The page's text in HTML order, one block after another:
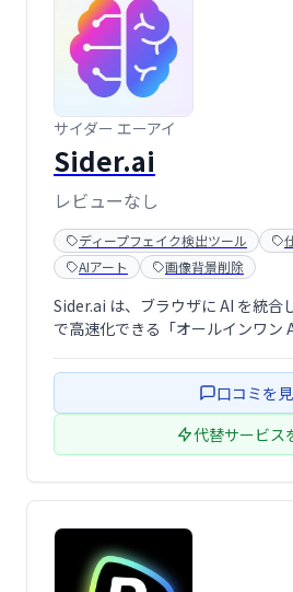
サイダー エーアイ
Sider.ai
レビューなし
ディープフェイク検出ツール
AIアート
画像背景削除
Sider.ai は、ブラウザに AI を統合
で高速化できる「オールインワン
口コミを
代替サービス